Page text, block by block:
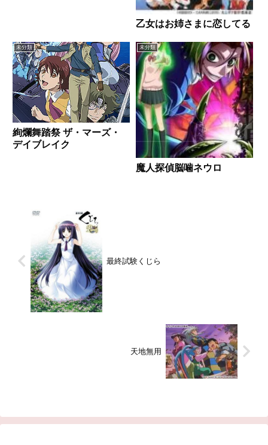
乙女はお姉さまに恋してる
未分類
絢爛舞踏祭 ザ・マーズ・
デイブレイク
未分類
魔人探偵脳噛ネウロ
最終試験くじら
天地無用